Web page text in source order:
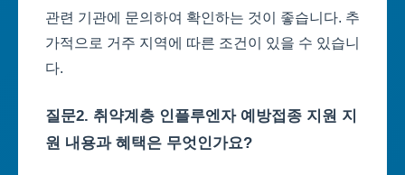
관련 기관에 문의하여 확인하는 것이 좋습니다. 추
가적으로 거주 지역에 따른 조건이 있을 수 있습니
다.
질문2. 취약계층 인플루엔자 예방접종 지원 지
원 내용과 혜택은 무엇인가요?